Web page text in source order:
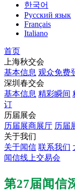
한국어
Русский язык
Français
Italiano
首页
上海秋交会
基本信息 观众免费
深圳春交会
基本信息 精彩瞬间
订
历届展会
历届展商展厅 历届
关于我们
关于闻信 联系我们
闻信线上交易会
第27届闻信